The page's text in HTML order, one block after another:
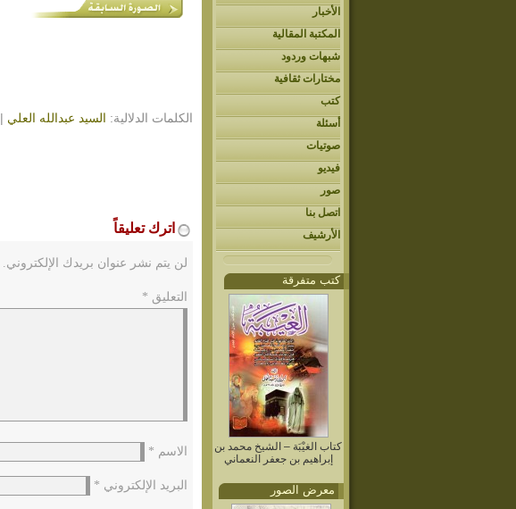
الأخبار
المكتبة المقالية
شبهات وردود
مختارات ثقافية
كتب
أسئلة
صوتيات
فيديو
صور
اتصل بنا
الأرشيف
كتب متفرقة
كتاب الغيْبَة – الشيخ محمد بن
إبراهيم بن جعفر النعماني
معرض الصور
الكلمات الدلالية: السيد عبدالله العلي |
اترك تعليقاً
لن يتم نشر عنوان بريدك الإلكتروني.
التعليق *
الاسم *
البريد الإلكتروني *